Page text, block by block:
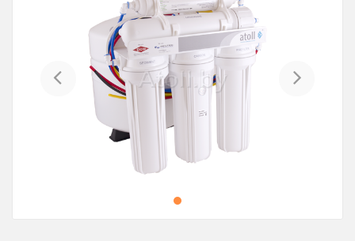
Previous